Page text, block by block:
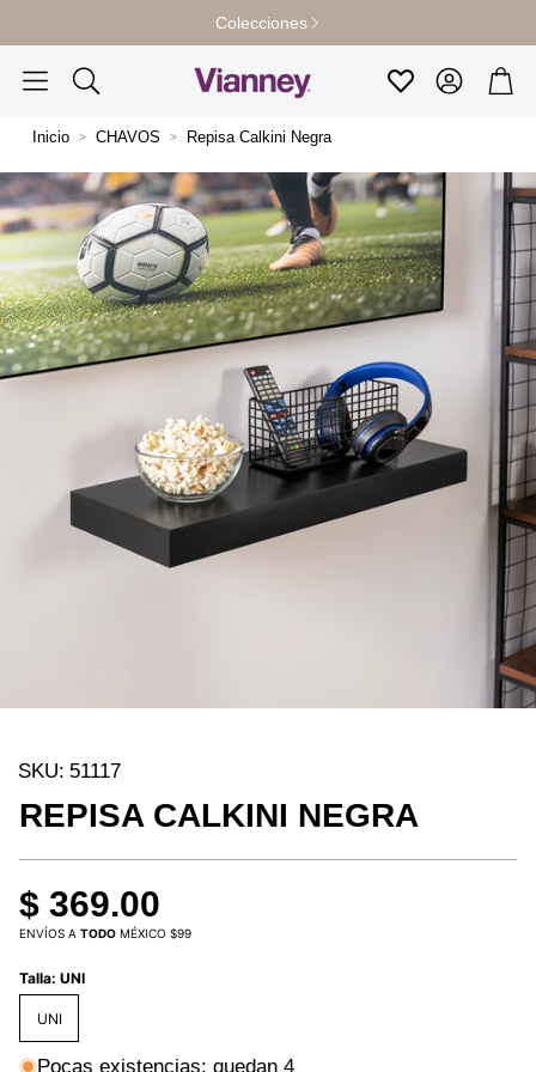
Colecciones
FavoritosCuenta
Inicio CHAVOS Repisa Calkini Negra
SKU: 51117
REPISA CALKINI NEGRA
$ 369.00
ENVÍOS A TODO MÉXICO $99
Talla: UNI
UNI
Pocas existencias: quedan 4